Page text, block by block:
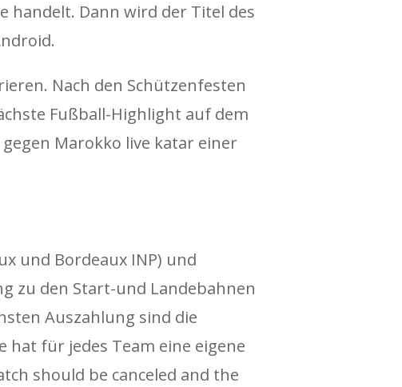
handelt. Dann wird der Titel des
Nach den Schützenfesten
Fußball-Highlight auf dem
Marokko live katar einer
und Bordeaux INP) und
zu den Start-und Landebahnen
Auszahlung sind die
hat für jedes Team eine eigene
should be canceled and the